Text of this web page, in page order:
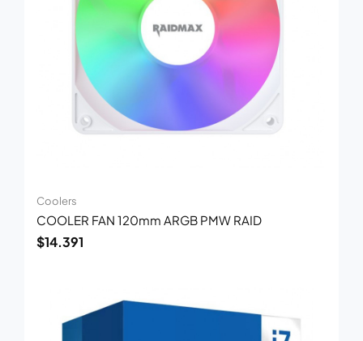
Coolers
COOLER FAN 120mm ARGB PMW RAID
$14.391